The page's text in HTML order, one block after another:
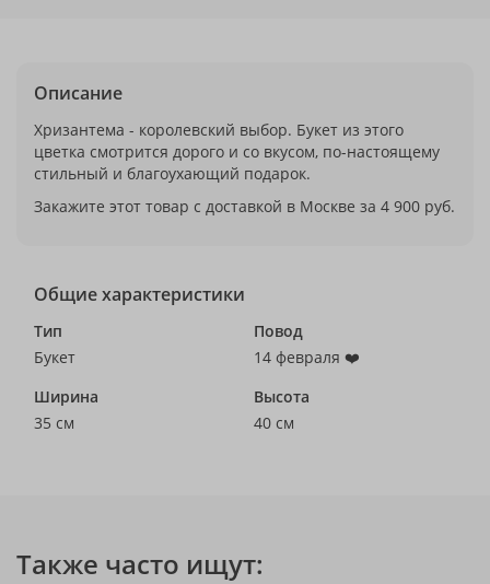
Описание
Хризантема - королевский выбор. Букет из этого
цветка смотрится дорого и со вкусом, по-настоящему
стильный и благоухающий подарок.
Закажите этот товар с доставкой в Москве за 4 900 руб.
Общие характеристики
Тип
Букет
Повод
14 февраля ❤️
Ширина
35 см
Высота
40 см
Также часто ищут: